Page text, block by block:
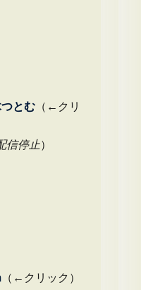
とむ（←クリ
信停止）
（←クリック）